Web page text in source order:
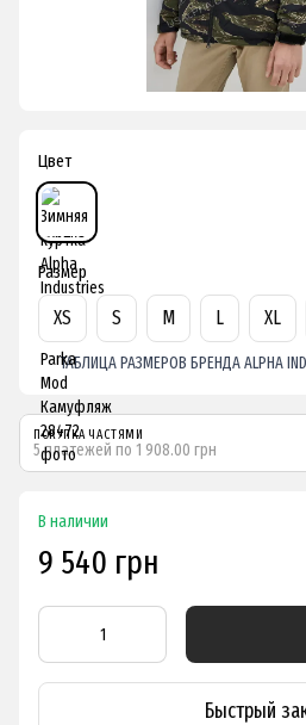
Цвет
Размер
XS S M L XL
ТАБЛИЦА РАЗМЕРОВ БРЕНДА ALPHA
ПОКУПКА ЧАСТЯМИ
5 платежей по 1 908.00 грн
В наличии
9 540 грн
Быстрый